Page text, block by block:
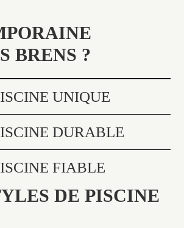
BRENS ?
UNIQUE
DURABLE
FIABLE
DE PISCINE